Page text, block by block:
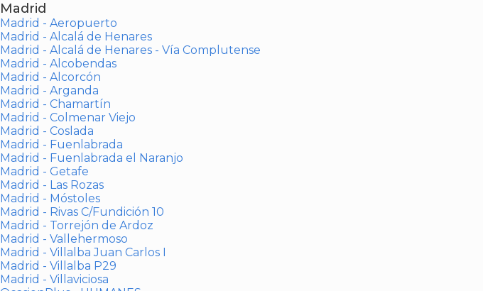
Madrid
Madrid - Aeropuerto
Madrid - Alcalá de Henares
Madrid - Alcalá de Henares - Vía Complutense
Madrid - Alcobendas
Madrid - Alcorcón
Madrid - Arganda
Madrid - Chamartín
Madrid - Colmenar Viejo
Madrid - Coslada
Madrid - Fuenlabrada
Madrid - Fuenlabrada el Naranjo
Madrid - Getafe
Madrid - Las Rozas
Madrid - Móstoles
Madrid - Rivas C/Fundición 10
Madrid - Torrejón de Ardoz
Madrid - Vallehermoso
Madrid - Villalba Juan Carlos I
Madrid - Villalba P29
Madrid - Villaviciosa